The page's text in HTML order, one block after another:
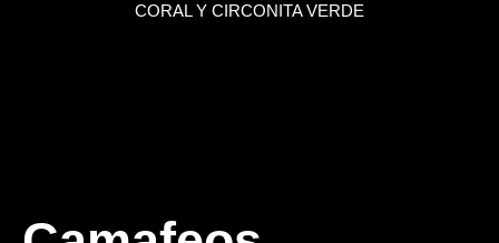
CORAL Y CIRCONITA VERDE